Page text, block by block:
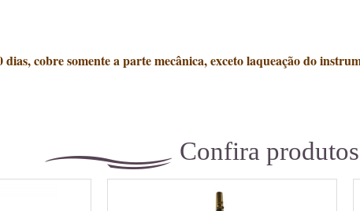
cobre somente a parte mecânica, exceto laqueação do
Confira produtos